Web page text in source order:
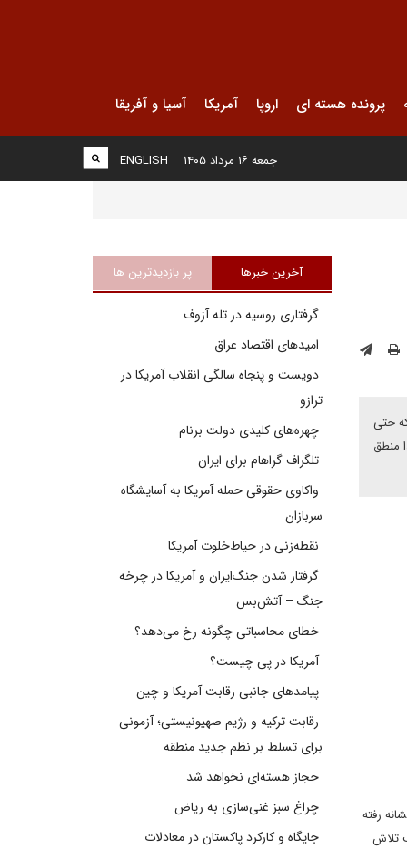
پرونده هسته ای اروپا آمریکا آسیا و آفریقا
ENGLISH جمعه ۱۶ مرداد ۱۴۰۵
حتی
منطق
رفته
تلاش
آخرین خبرها پر بازدیدترین ها
گرفتاری روسیه در تله آزوف
امیدهای اقتصاد عراق
دویست و پنجاه سالگی انقلاب آمریکا در
ترازو
چهره‌های کلیدی دولت برنام
تلگراف گراهام برای ایران
واکاوی حقوقی حمله آمریکا به آسایشگاه
سربازان
نقطه‌زنی در حیاط‌خلوت آمریکا
گرفتار شدن جنگ‌ایران و آمریکا در چرخه
جنگ – آتش‌بس
خطای محاسباتی چگونه رخ می‌دهد؟
آمریکا در پی چیست؟
پیامدهای جانبی رقابت آمریکا و چین
رقابت ترکیه و رژیم صهیونیستی؛ آزمونی
برای تسلط بر نظم جدید منطقه
حجاز هسته‌ای نخواهد شد
چراغ سبز غنی‌سازی به ریاض
جایگاه و کارکرد پاکستان در معادلات